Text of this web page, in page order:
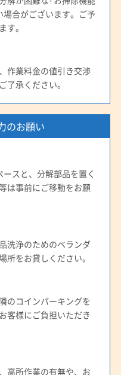
場合がございます。ご予
す。
作業料金の値引き交渉
了承ください。
のお願い
スと、分解部品を置く
は事前にご移動をお願
洗浄のためのベランダ
所をお貸しください。
のコインパーキングを
客様にご負担いただき
高所作業の有無や、お